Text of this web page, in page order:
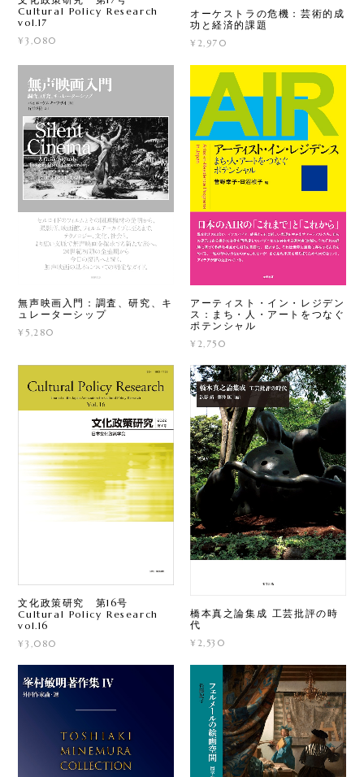
Cultural Policy Research
vol.17
¥3,080
オーケストラの危機：芸術的成
功と経済的課題
¥2,970
無声映画入門：調査、研究、キ
ュレーターシップ
¥5,280
アーティスト・イン・レジデン
ス：まち・人・アートをつなぐ
ポテンシャル
¥2,750
文化政策研究 第16号
Cultural Policy Research
vol.16
¥3,080
橋本真之論集成 工芸批評の時
代
¥2,530